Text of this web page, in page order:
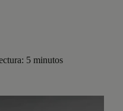
5 minutos